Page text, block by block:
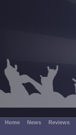
Home News Reviews